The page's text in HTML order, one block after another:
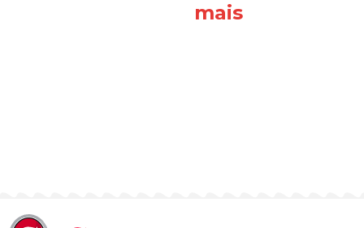
mais